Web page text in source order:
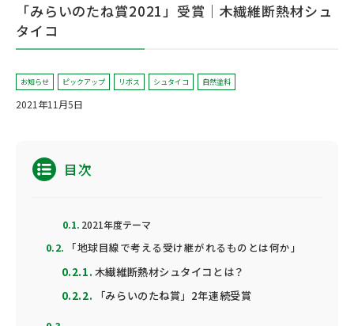
「みらいのたね賞2021」受賞｜木繊維断熱材シュ
タイコ
お知らせ ピックアップ リボス シュタイコ 自然塗料
2021年11月5日
目次
2021年度テーマ
「地球⽬線で考える受け継がれるものとは何か」
木繊維断熱材シュタイコとは？
「みらいのたね賞」2年連続受賞